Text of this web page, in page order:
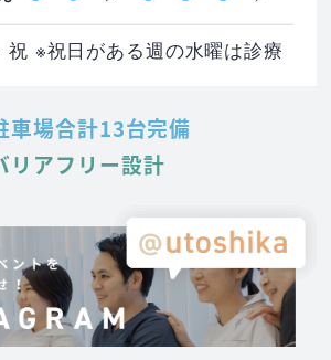
祝 ※祝日がある週の水曜は診療
車場合計13台完備
リアフリー設計